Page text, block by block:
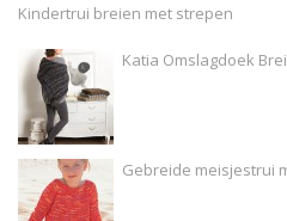
Kindertrui breien met strepen
Katia Omslagdoek
Gebreide meisjestrui